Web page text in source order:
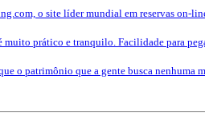
o site líder mundial em reservas on-
prático e tranquilo. Facilidade para
o patrimônio que a gente busca nenhuma